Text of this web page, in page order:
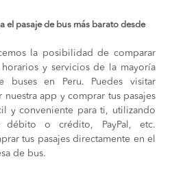
el pasaje de bus más barato desde
la posibilidad de comparar
y servicios de la mayoría
buses en Peru. Puedes visitar
nuestra app y comprar tus pasajes
y conveniente para ti, utilizando
débito o crédito, PayPal, etc.
tus pasajes directamente en el
de bus.